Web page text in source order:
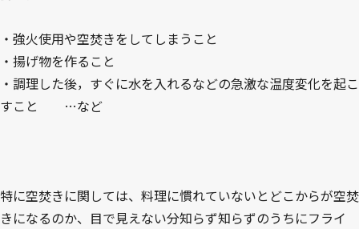
・強火使用や空焚きをしてしまうこと
・揚げ物を作ること
・調理した後，すぐに水を入れるなどの急激な温度変化を起こ
すこと …など
特に空焚きに関しては、料理に慣れていないとどこからが空焚
きになるのか、目で見えない分知らず知らずのうちにフライ